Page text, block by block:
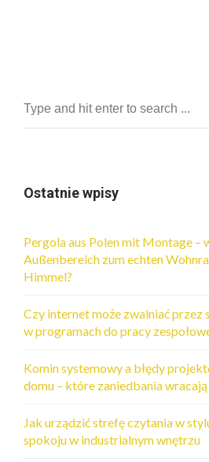
Ostatnie wpisy
Pergola aus Polen mit Montage –
Außenbereich zum echten
Himmel?
Czy internet może zwalniać
w programach do pracy
Komin systemowy a błędy
domu – które zaniedbania
Jak urządzić strefę czytania w
spokoju w industrialnym wnętrzu